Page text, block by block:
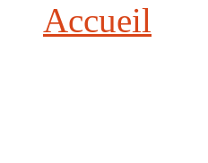
Accueil